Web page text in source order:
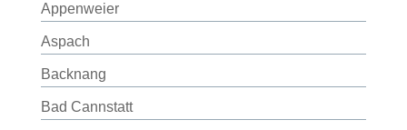
Appenweier
Aspach
Backnang
Bad Cannstatt